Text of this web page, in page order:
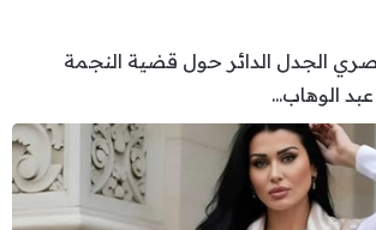
الجدل الدائر حول قضية النجمة
الوهاب...